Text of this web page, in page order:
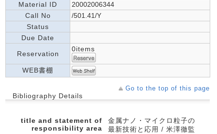
Material ID
20002006344
Call No
/501.41/Y
Status
Due Date
Reservation
0items
WEB書棚
Go to the top of this page
Bibliography Details
title and statement of
responsibility area
金属ナノ・マイクロ粒子の
最新技術と応用 / 米澤徹監